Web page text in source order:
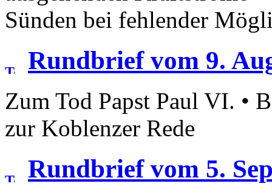
Sünden bei fehlender
Rundbrief vom 9.
Zum Tod Papst Paul VI. •
zur Koblenzer Rede
Rundbrief vom 5.